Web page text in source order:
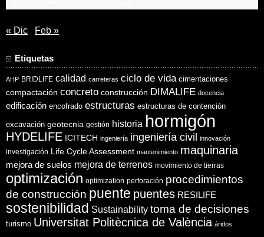
« Dic Feb »
Etiquetas
AHP BRIDLIFE calidad carreteras ciclo de vida cimentaciones
compactación concreto construcción DIMALIFE docencia
edificación encofrado estructuras estructuras de contención
excavación geotecnia gestión historia hormigón
HYDELIFE ICITECH ingeniería ingeniería civil innovación
investigación Life Cycle Assessment mantenimiento maquinaria
mejora de suelos mejora de terrenos movimiento de tierras
optimización optimization perforación procedimientos
de construcción puente puentes RESILIFE
sostenibilidad Sustainability toma de decisiones
turismo Universitat Politècnica de València áridos